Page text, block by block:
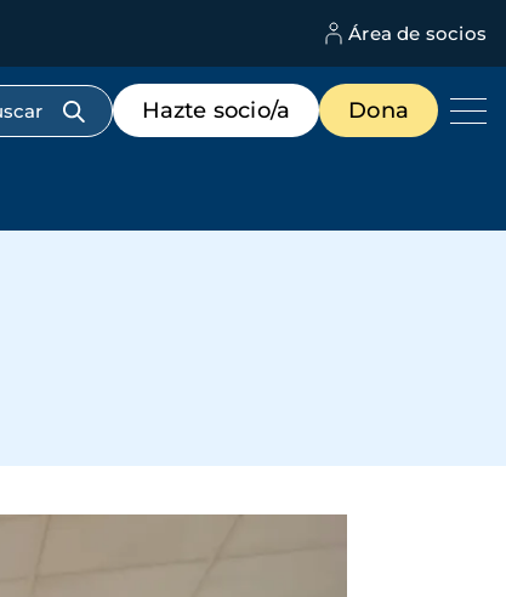
Área de socios
Menú
de
destacados
Hazte socio/a Dona